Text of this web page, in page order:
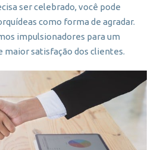
ser celebrado, você pode
como forma de agradar.
impulsionadores para um
maior satisfação dos clientes.